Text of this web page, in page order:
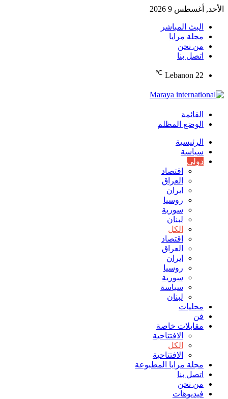
الأحد, أغسطس 9 2026
البث المباشر
مجلة مرايا
من نحن
اتصل بنا
Lebanon 22
℃
القائمة
الوضع المظلم
الرئيسية
سياسة
دولي
اقتصاد
العراق
ايران
روسيا
سورية
لبنان
الكل
اقتصاد
العراق
ايران
روسيا
سورية
سياسة
لبنان
محليات
فن
مقابلات خاصة
الافتتاحیة
الكل
الافتتاحیة
مجلة مرايا المطبوعة
اتصل بنا
من نحن
فيديوهات